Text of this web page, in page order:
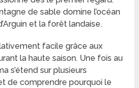
de sable domine l’océan
et la forêt landaise.
facile grâce aux
la haute saison. Une fois au
s’étend sur plusieurs
de comprendre pourquoi le